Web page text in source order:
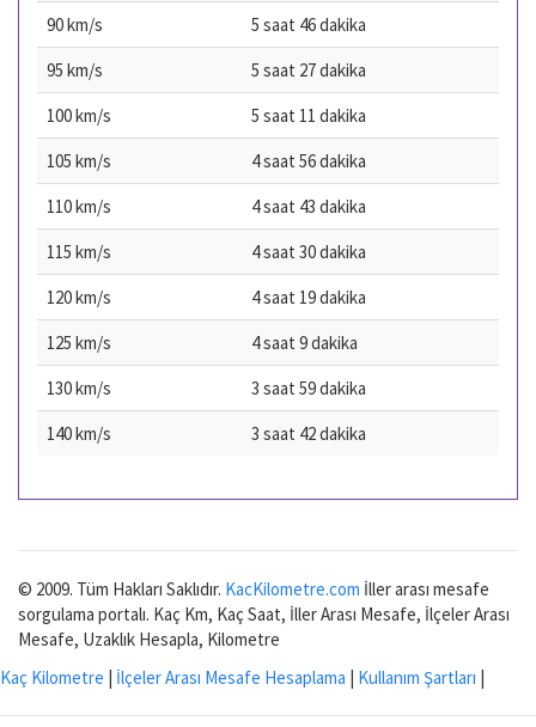
90 km/s
5 saat 46 dakika
95 km/s
5 saat 27 dakika
100 km/s
5 saat 11 dakika
105 km/s
4 saat 56 dakika
110 km/s
4 saat 43 dakika
115 km/s
4 saat 30 dakika
120 km/s
4 saat 19 dakika
125 km/s
4 saat 9 dakika
130 km/s
3 saat 59 dakika
140 km/s
3 saat 42 dakika
© 2009. Tüm Hakları Saklıdır. KacKilometre.com İller arası mesafe
sorgulama portalı. Kaç Km, Kaç Saat, İller Arası Mesafe, İlçeler Arası
Mesafe, Uzaklık Hesapla, Kilometre
Kaç Kilometre | İlçeler Arası Mesafe Hesaplama | Kullanım Şartları |